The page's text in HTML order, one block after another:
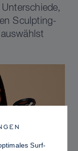
Sculpting-
Surf-